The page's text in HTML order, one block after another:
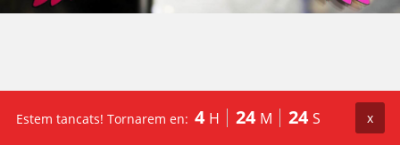
Estem tancats! Tornarem en: 4 H 24 M 24 S x